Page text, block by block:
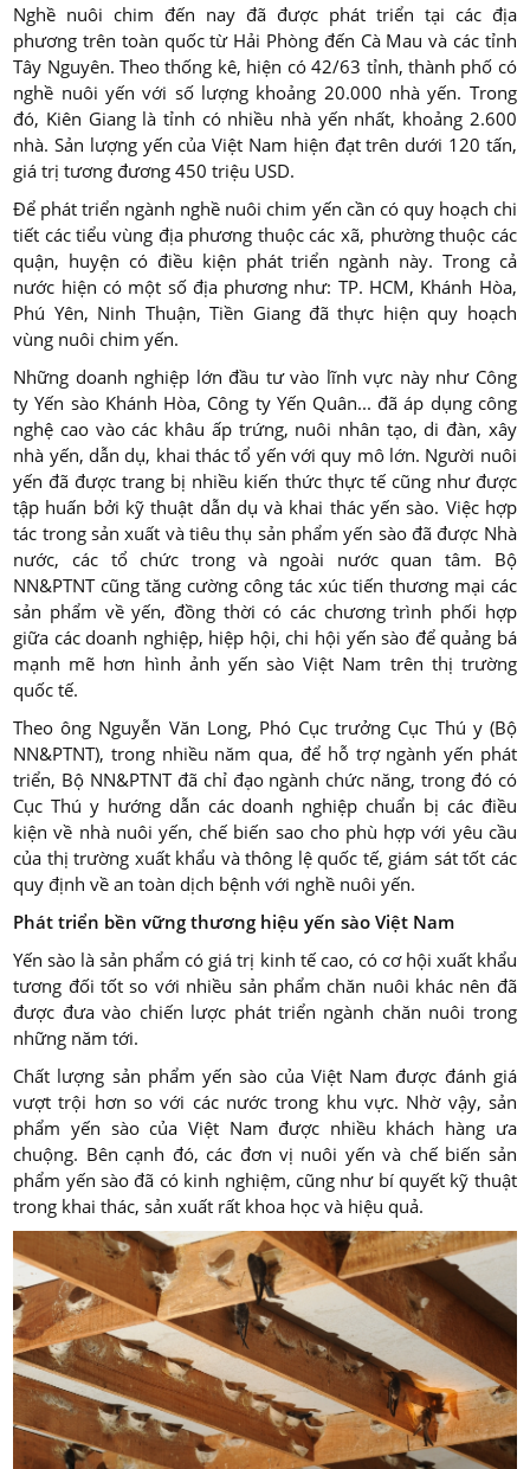
Nghề nuôi chim đến nay đã được phát triển tại các địa
phương trên toàn quốc từ Hải Phòng đến Cà Mau và các tỉnh
Tây Nguyên. Theo thống kê, hiện có 42/63 tỉnh, thành phố có
nghề nuôi yến với số lượng khoảng 20.000 nhà yến. Trong
đó, Kiên Giang là tỉnh có nhiều nhà yến nhất, khoảng 2.600
nhà. Sản lượng yến của Việt Nam hiện đạt trên dưới 120 tấn,
giá trị tương đương 450 triệu USD.
Để phát triển ngành nghề nuôi chim yến cần có quy hoạch chi
tiết các tiểu vùng địa phương thuộc các xã, phường thuộc các
quận, huyện có điều kiện phát triển ngành này. Trong cả
nước hiện có một số địa phương như: TP. HCM, Khánh Hòa,
Phú Yên, Ninh Thuận, Tiền Giang đã thực hiện quy hoạch
vùng nuôi chim yến.
Những doanh nghiệp lớn đầu tư vào lĩnh vực này như Công
ty Yến sào Khánh Hòa, Công ty Yến Quân... đã áp dụng công
nghệ cao vào các khâu ấp trứng, nuôi nhân tạo, di đàn, xây
nhà yến, dẫn dụ, khai thác tổ yến với quy mô lớn. Người nuôi
yến đã được trang bị nhiều kiến thức thực tế cũng như được
tập huấn bởi kỹ thuật dẫn dụ và khai thác yến sào. Việc hợp
tác trong sản xuất và tiêu thụ sản phẩm yến sào đã được Nhà
nước, các tổ chức trong và ngoài nước quan tâm. Bộ
NN&PTNT cũng tăng cường công tác xúc tiến thương mại các
sản phẩm về yến, đồng thời có các chương trình phối hợp
giữa các doanh nghiệp, hiệp hội, chi hội yến sào để quảng bá
mạnh mẽ hơn hình ảnh yến sào Việt Nam trên thị trường
quốc tế.
Theo ông Nguyễn Văn Long, Phó Cục trưởng Cục Thú y (Bộ
NN&PTNT), trong nhiều năm qua, để hỗ trợ ngành yến phát
triển, Bộ NN&PTNT đã chỉ đạo ngành chức năng, trong đó có
Cục Thú y hướng dẫn các doanh nghiệp chuẩn bị các điều
kiện về nhà nuôi yến, chế biến sao cho phù hợp với yêu cầu
của thị trường xuất khẩu và thông lệ quốc tế, giám sát tốt các
quy định về an toàn dịch bệnh với nghề nuôi yến.
Phát triển bền vững thương hiệu yến sào Việt Nam
Yến sào là sản phẩm có giá trị kinh tế cao, có cơ hội xuất khẩu
tương đối tốt so với nhiều sản phẩm chăn nuôi khác nên đã
được đưa vào chiến lược phát triển ngành chăn nuôi trong
những năm tới.
Chất lượng sản phẩm yến sào của Việt Nam được đánh giá
vượt trội hơn so với các nước trong khu vực. Nhờ vậy, sản
phẩm yến sào của Việt Nam được nhiều khách hàng ưa
chuộng. Bên cạnh đó, các đơn vị nuôi yến và chế biến sản
phẩm yến sào đã có kinh nghiệm, cũng như bí quyết kỹ thuật
trong khai thác, sản xuất rất khoa học và hiệu quả.